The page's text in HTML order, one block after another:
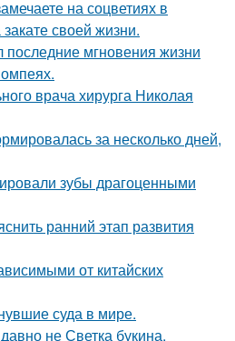
на соцветиях в
своей жизни.
мгновения жизни
врача хирурга Николая
за несколько дней,
зубы драгоценными
ранний этап развития
от китайских
суда в мире.
не Светка букина.